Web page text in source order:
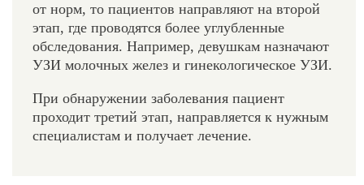
от норм, то пациентов направляют на второй
этап, где проводятся более углубленные
обследования. Например, девушкам назначают
УЗИ молочных желез и гинекологическое УЗИ.
При обнаружении заболевания пациент
проходит третий этап, направляется к нужным
специалистам и получает лечение.